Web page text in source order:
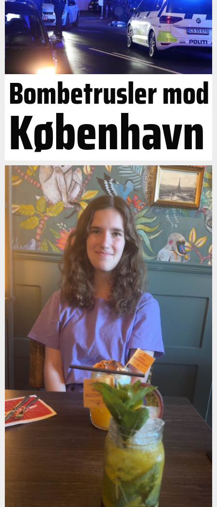
Bombetrusler mod
København